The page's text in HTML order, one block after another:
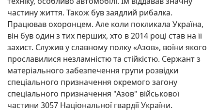
частину життя. Також був заядлий рибалка.
Працював охоронцем. Але коли покликала Україна,
він був один з тих перших, хто в 2014 році став на її
захист. Служив у славному полку «Азов», воїни якого
прославилися незламністю та стійкістю. Сержант з
матеріального забезпечення групи розвідки
спеціального призначення окремого загону
спеціального призначення "Азов" військової
частини 3057 Національної гвардії України.